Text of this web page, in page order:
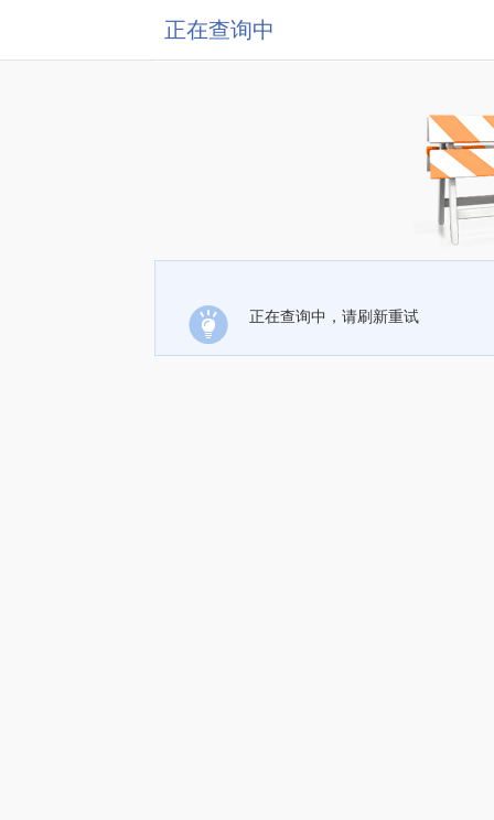
正在查询中
正在查询中，请刷新重试